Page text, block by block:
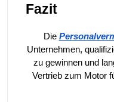
Fazit
Die
Unternehmen,
zu gewinnen und
Vertrieb zum Motor